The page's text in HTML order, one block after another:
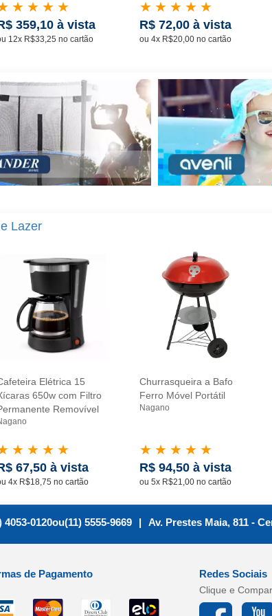
★ ★ ★ ★
359,10 à vista
12x R$33,25 no cartão
★ ★ ★ ★ ★
R$ 72,00 à vista
ou 4x R$20,00 no cartão
Lazer
Elétrica 15
650w com Filtro
Removível
★ ★ ★ ★
67,50 à vista
4x R$18,75 no cartão
Churrasqueira a Bafo
Ferro Móvel Portátil
Nagano
★ ★ ★ ★ ★
R$ 94,50 à vista
ou 5x R$21,00 no cartão
4053-0120ou(11) 5555-9669 | Av. Prestes Maia, 811 -
de Pagamento Redes Sociais
Clique e